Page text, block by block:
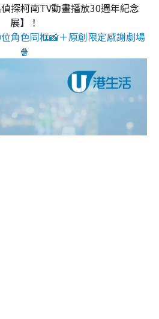
探柯南TV動畫播放30週年紀念
展】！
角色同框📸＋原創限定感謝劇場
🍿